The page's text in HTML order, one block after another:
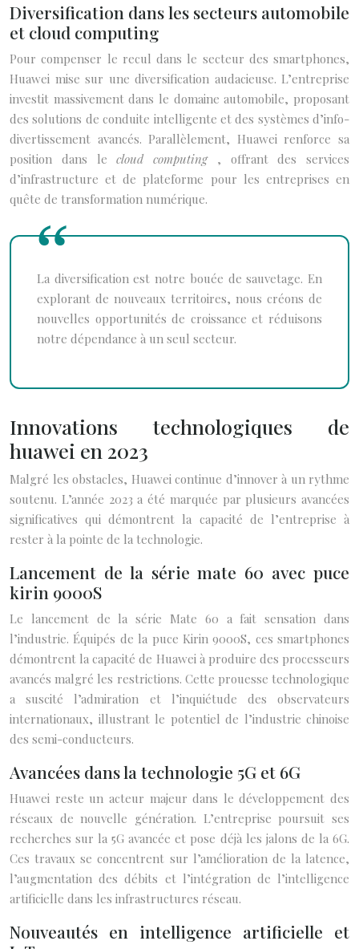
Diversification dans les secteurs automobile
et cloud computing
Pour compenser le recul dans le secteur des smartphones,
Huawei mise sur une diversification audacieuse. L’entreprise
investit massivement dans le domaine automobile, proposant
des solutions de conduite intelligente et des systèmes d’info-
divertissement avancés. Parallèlement, Huawei renforce sa
position dans lecloud computing , offrant des services
d’infrastructure et de plateforme pour les entreprises en
quête de transformation numérique.
La diversification est notre bouée de sauvetage. En
explorant de nouveaux territoires, nous créons de
nouvelles opportunités de croissance et réduisons
notre dépendance à un seul secteur.
Innovations technologiques de
huawei en 2023
Malgré les obstacles, Huawei continue d’innover à un rythme
soutenu. L’année 2023 a été marquée par plusieurs avancées
significatives qui démontrent la capacité de l’entreprise à
rester à la pointe de la technologie.
Lancement de la série mate 60 avec puce
kirin 9000S
Le lancement de la série Mate 60 a fait sensation dans
l’industrie. Équipés de la puce Kirin 9000S, ces smartphones
démontrent la capacité de Huawei à produire des processeurs
avancés malgré les restrictions. Cette prouesse technologique
a suscité l’admiration et l’inquiétude des observateurs
internationaux, illustrant le potentiel de l’industrie chinoise
des semi-conducteurs.
Avancées dans la technologie 5G et 6G
Huawei reste un acteur majeur dans le développement des
réseaux de nouvelle génération. L’entreprise poursuit ses
recherches sur la 5G avancée et pose déjà les jalons de la 6G.
Ces travaux se concentrent sur l’amélioration de la latence,
l’augmentation des débits et l’intégration de l’intelligence
artificielle dans les infrastructures réseau.
Nouveautés en intelligence artificielle et